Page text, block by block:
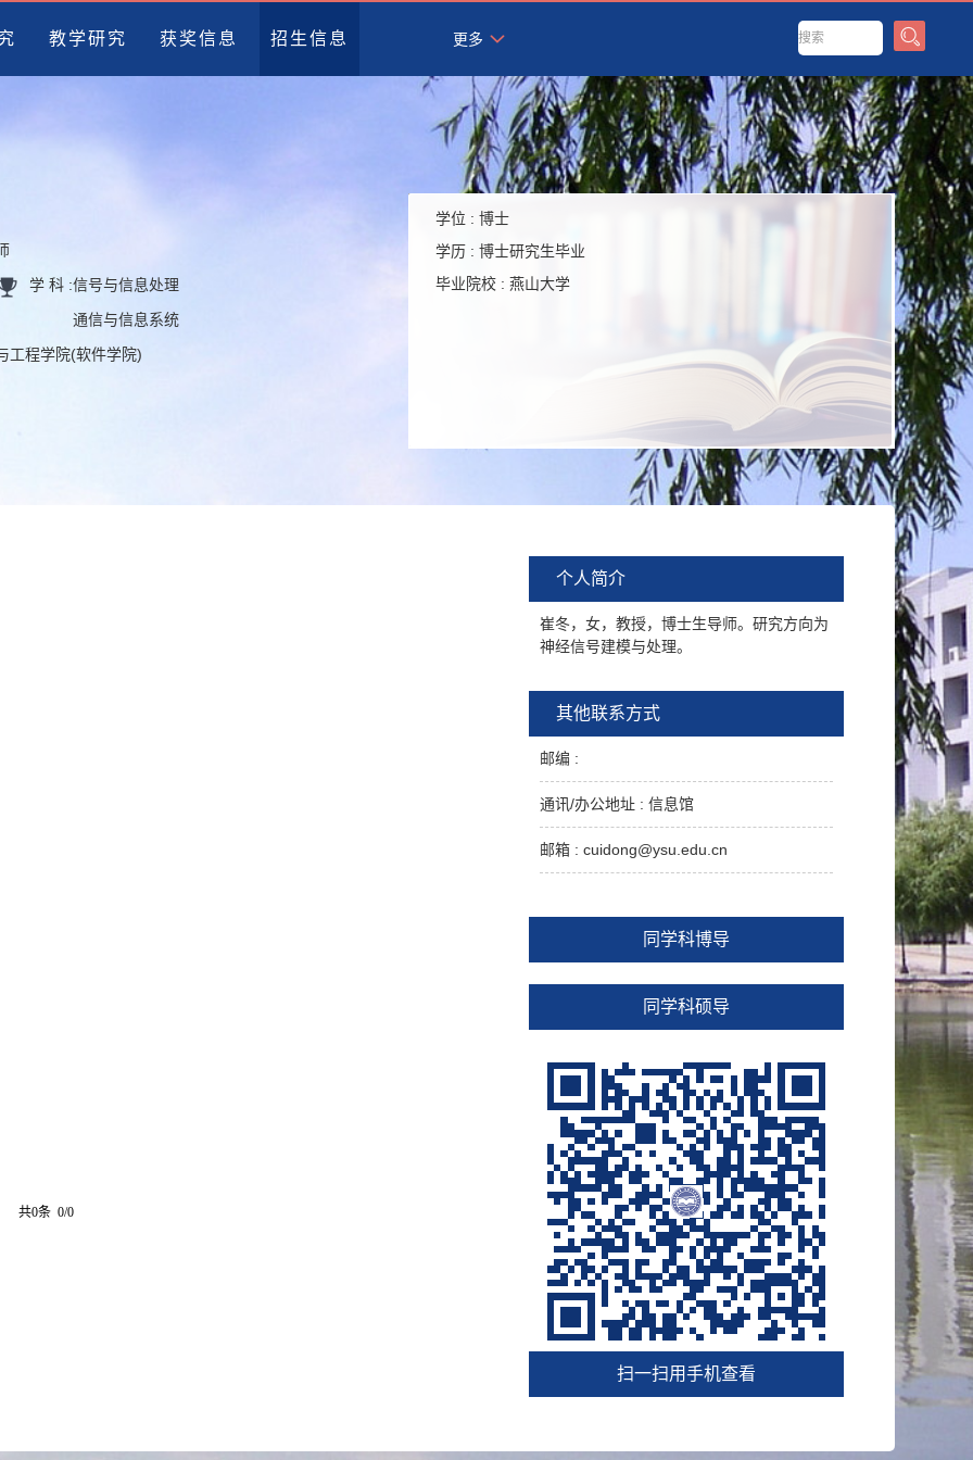
教学研究 获奖信息 招生信息 更多
学 科 :信号与信息处理
通信与信息系统
工程学院(软件学院)
学位 : 博士
学历 : 博士研究生毕业
毕业院校 : 燕山大学
共0条 0/0
个人简介
崔冬，女，教授，博士生导师。研究方向为
神经信号建模与处理。
其他联系方式
邮编 :
通讯/办公地址 : 信息馆
邮箱 : cuidong@ysu.edu.cn
同学科博导
同学科硕导
扫一扫用手机查看